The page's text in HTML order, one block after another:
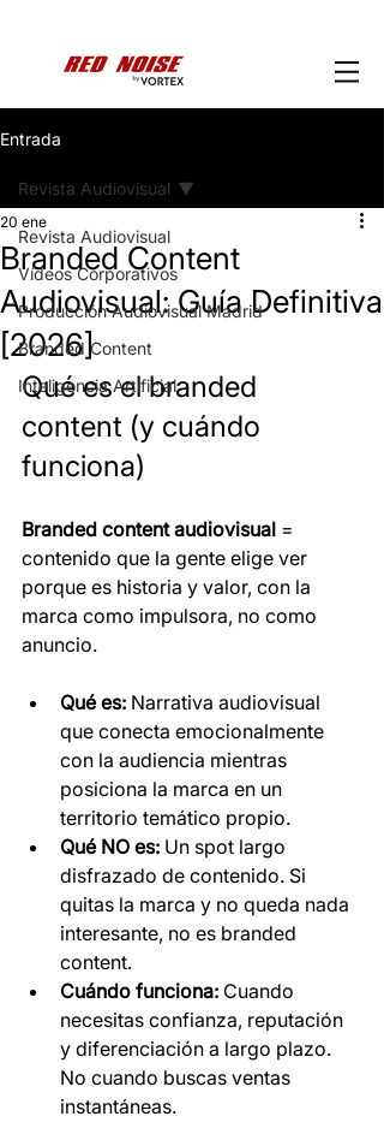
Entrada
Revista Audiovisual
Vídeos Corporativos
Producción Audiovisual Madrid
Branded Content
Inteligencia Artificial
Revista Audiovisual
Branded Content
Audiovisual: Guía Definitiva
[2026]
20 ene
Qué es el branded
content (y cuándo
funciona)
Branded content audiovisual =
contenido que la gente elige ver
porque es historia y valor, con la
marca como impulsora, no como
anuncio.
Qué es: Narrativa audiovisual
que conecta emocionalmente
con la audiencia mientras
posiciona la marca en un
territorio temático propio.
Qué NO es: Un spot largo
disfrazado de contenido. Si
quitas la marca y no queda nada
interesante, no es branded
content.
Cuándo funciona: Cuando
necesitas confianza, reputación
y diferenciación a largo plazo.
No cuando buscas ventas
instantáneas.